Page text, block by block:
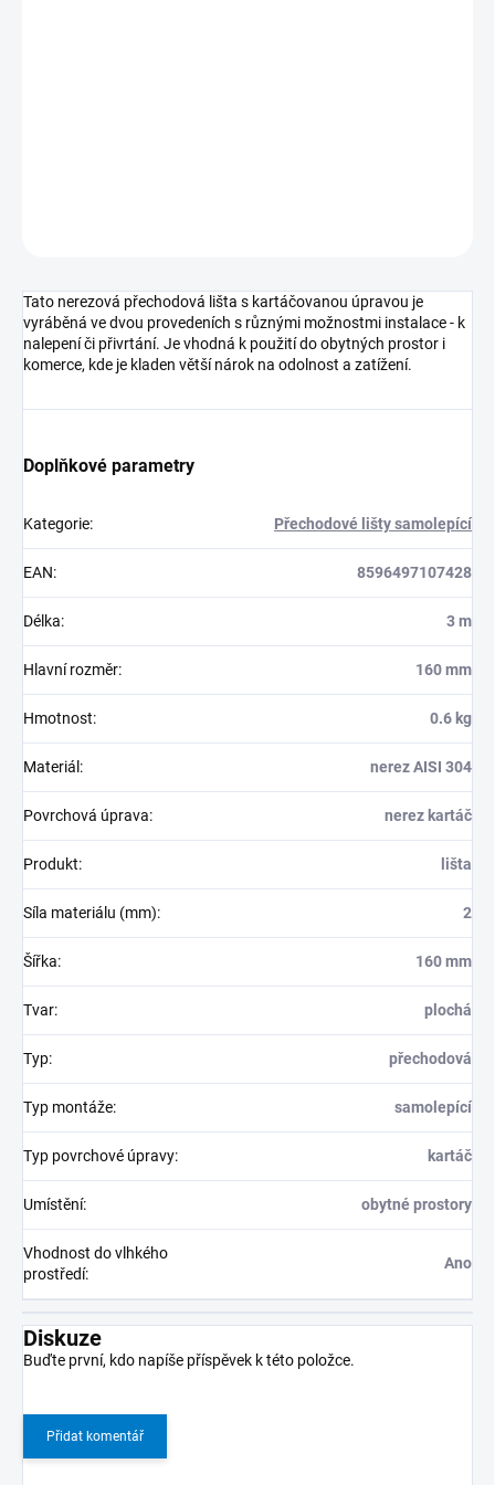
Tato nerezová přechodová lišta s kartáčovanou úpravou je
vyráběná ve dvou provedeních s různými možnostmi instalace - k
nalepení či přivrtání. Je vhodná k použití do obytných prostor i
komerce, kde je kladen větší nárok na odolnost a zatížení.
Doplňkové parametry
Kategorie: Přechodové lišty samolepící
EAN: 8596497107428
Délka: 3 m
Hlavní rozměr: 160 mm
Hmotnost: 0.6 kg
Materiál : nerez AISI 304
Povrchová úprava: nerez kartáč
Produkt: lišta
Síla materiálu (mm): 2
Šířka: 160 mm
Tvar: plochá
Typ: přechodová
Typ montáže: samolepící
Typ povrchové úpravy: kartáč
Umístění: obytné prostory
Vhodnost do vlhkého
prostředí:
Ano
Diskuze
Buďte první, kdo napíše příspěvek k této položce.
Přidat komentář